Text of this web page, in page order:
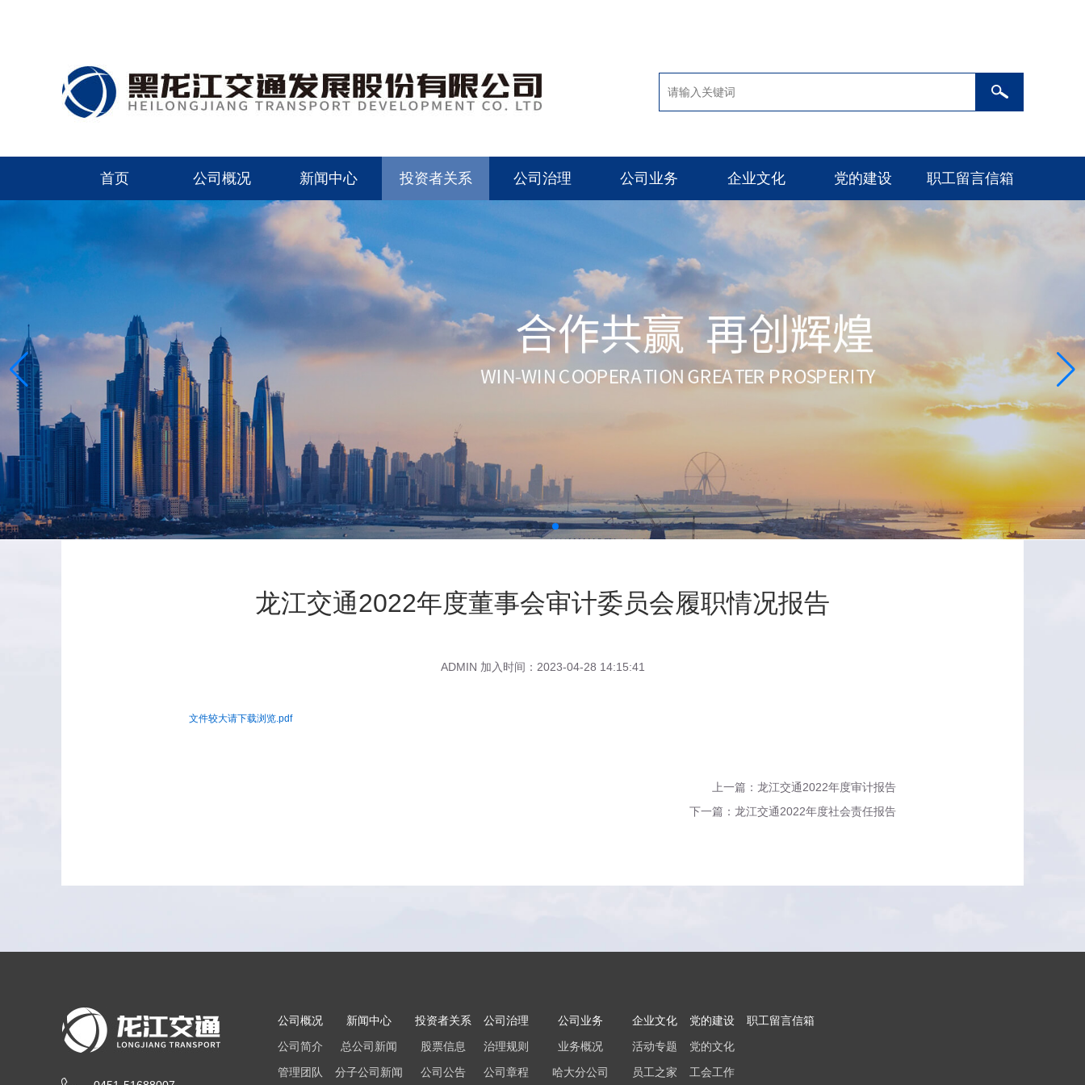
首页 公司概况 新闻中心 投资者关系 公司治理 公司业务 企业文化 党的建设 职工留言信箱
龙江交通2022年度董事会审计委员会履职情况报告
ADMIN 加入时间：2023-04-28 14:15:41
文件较大请下载浏览.pdf
上一篇：龙江交通2022年度审计报告
下一篇：龙江交通2022年度社会责任报告
公司概况
公司简介
管理团队
新闻中心
总公司新闻
分子公司新闻
投资者关系
股票信息
公司公告
公司治理
治理规则
公司章程
公司业务
业务概况
哈大分公司
企业文化
活动专题
员工之家
党的建设
党的文化
工会工作
职工留言信箱